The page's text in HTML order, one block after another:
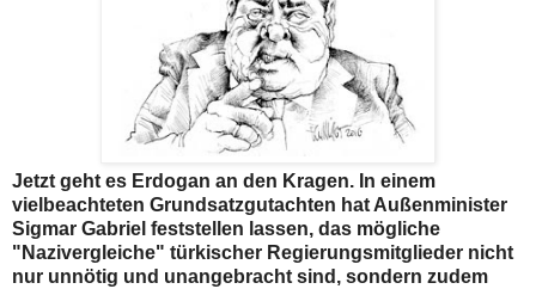
Jetzt geht es Erdogan an den Kragen. In einem
vielbeachteten Grundsatzgutachten hat Außenminister
Sigmar Gabriel feststellen lassen, das mögliche
"Nazivergleiche" türkischer Regierungsmitglieder nicht
nur unnötig und unangebracht sind, sondern zudem